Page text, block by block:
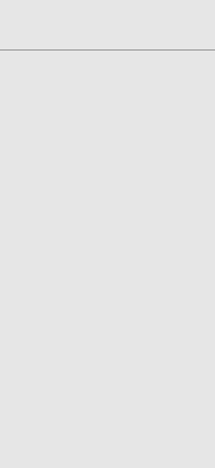
ッドルーム（82〜